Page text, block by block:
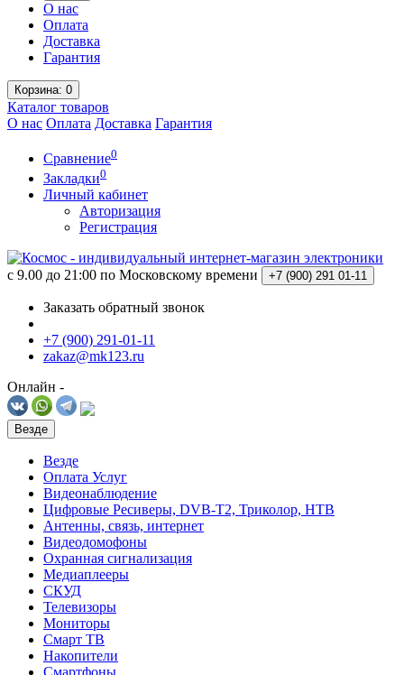
О нас
Оплата
Доставка
Гарантия
Корзина: 0
Каталог товаров
О нас Оплата Доставка Гарантия
Сравнение0
Закладки0
Личный кабинет
Авторизация
Регистрация
c 9.00 до 21:00 по Московскому времени +7 (900) 291 01-11
Заказать обратный звонок
+7 (900) 291-01-11
zakaz@mk123.ru
Онлайн -
Везде
Везде
Оплата Услуг
Видеонаблюдение
Цифровые Ресиверы, DVB-T2, Триколор, НТВ
Антенны, связь, интернет
Видеодомофоны
Охранная сигнализация
Медиаплееры
СКУД
Телевизоры
Мониторы
Смарт ТВ
Накопители
Смартфоны